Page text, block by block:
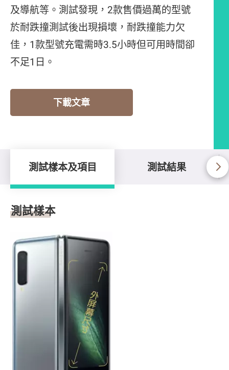
及導航等。測試發現，2款售價過萬的型號
於耐跌撞測試後出現損壞，耐跌撞能力欠
佳，1款型號充電需時3.5小時但可用時間卻
不足1日。
下載文章
測試樣本及項目 測試結果
測試樣本及項目
測試樣本